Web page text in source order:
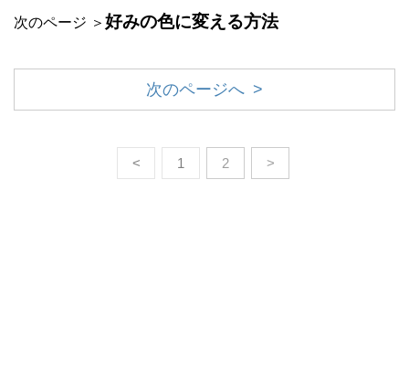
次のページ ＞ 好みの色に変える方法
次のページへ >
< 1 2 >